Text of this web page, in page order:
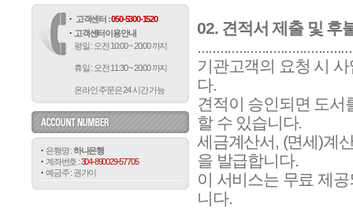
고객센터 :050-5300-1520
고객센터이용안내
평일 : 오전 10:00 ~ 20:00 까지
휴일 : 오전 11:30 ~ 20:00 까지
온라인 주문은 24 시간 가능
은행명 :하나은행
계좌번호 :304-890029-57705
예금주 : 권가이
02. 견적서 제출 및 후
기관고객의 요청 시
다.
견적이 승인되면 도서
할 수 있습니다.
세금계산서, (면세)계
을 발급합니다.
이 서비스는 무료 제
니다.